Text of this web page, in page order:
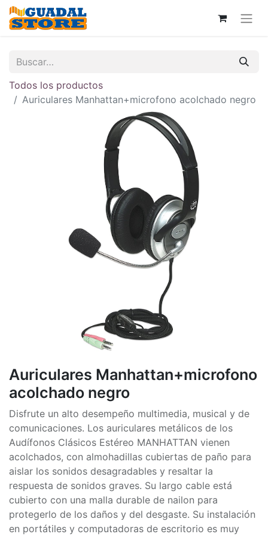
Todos los productos
Auriculares Manhattan+microfono acolchado negro
Auriculares Manhattan+microfono
acolchado negro
Disfrute un alto desempeño multimedia, musical y de
comunicaciones. Los auriculares metálicos de los
Audífonos Clásicos Estéreo MANHATTAN vienen
acolchados, con almohadillas cubiertas de paño para
aislar los sonidos desagradables y resaltar la
respuesta de sonidos graves. Su largo cable está
cubierto con una malla durable de nailon para
protegerlo de los daños y del desgaste. Su instalación
en portátiles y computadoras de escritorio es muy